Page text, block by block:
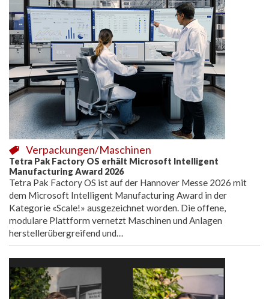
Tetra Pak Factory OS erhält Microsoft Intelligent
Manufacturing Award 2026
Verpackungen/Maschinen
Tetra Pak Factory OS ist auf der Hannover Messe 2026 mit
dem Microsoft Intelligent Manufacturing Award in der
Kategorie «Scale!» ausgezeichnet worden. Die offene,
modulare Plattform vernetzt Maschinen und Anlagen
herstellerübergreifend und…